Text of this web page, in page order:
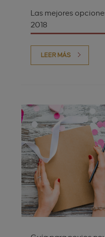
Las mejores
2018
LEER MÁS